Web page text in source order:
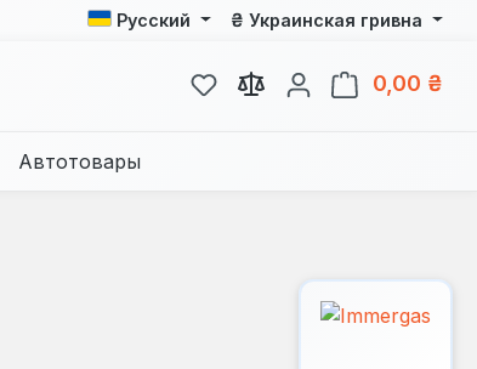
Русский ₴ Украинская гривна
У вас есть товары из
0,00 ₴
Автотовары